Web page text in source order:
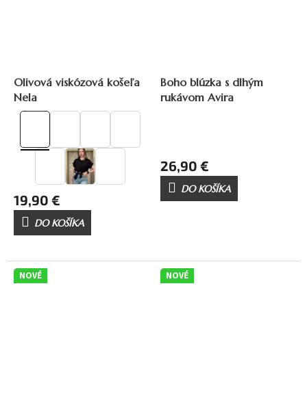
Olivová viskózová košeľa
Nela
19,90 €
DO KOŠÍKA
Boho blúzka s dlhým
rukávom Avira
26,90 €
DO KOŠÍKA
NOVÉ NOVÉ